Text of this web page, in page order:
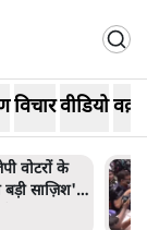
विचारवीडियो
पीएम आवास
पर बैठे